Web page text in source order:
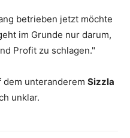
betrieben jetzt möchte
im Grunde nur darum,
Profit zu schlagen."
dem unteranderem Sizzla
unklar.